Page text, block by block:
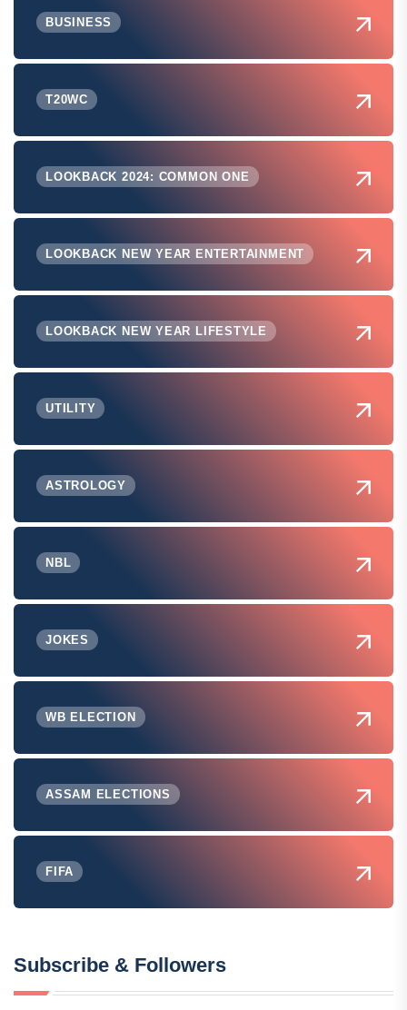
BUSINESS
T20WC
LOOKBACK 2024: COMMON ONE
LOOKBACK NEW YEAR ENTERTAINMENT
LOOKBACK NEW YEAR LIFESTYLE
UTILITY
ASTROLOGY
NBL
JOKES
WB ELECTION
ASSAM ELECTIONS
FIFA
Subscribe & Followers